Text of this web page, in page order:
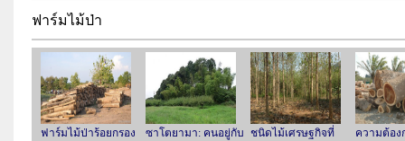
ฟาร์มไม้ป่า
ฟาร์มไม้ป่าร้อยกรอง
ซาโตยามา: คนอยู่กับ ชนิดไม้เศรษฐกิจที่
ความต้อง